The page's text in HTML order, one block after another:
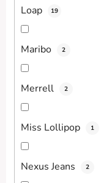
Loap 19
Maribo 2
Merrell 2
Miss Lollipop 1
Nexus Jeans 2